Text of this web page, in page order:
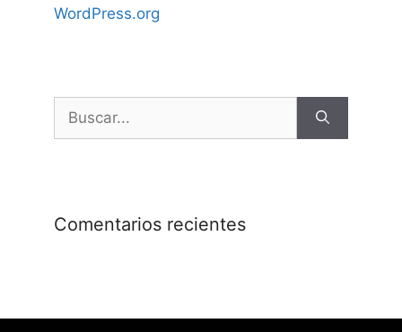
WordPress.org
Comentarios recientes